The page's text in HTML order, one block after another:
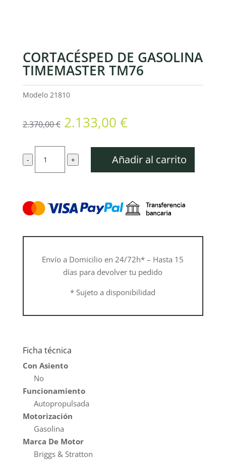
CORTACÉSPED DE GASOLINA
TIMEMASTER TM76
Modelo 21810
2.370,00€ El
precio
original
era:
2.370,00 €.
2.133,00 €El
actual
es:
2.133,00 €.
-
Cortacésped
TM76
cantidad
+ Añadir al carrito
Envío a Domicilio en 24/72h* – Hasta 15
días para devolver tu pedido
* Sujeto a disponibilidad
Ficha técnica
Con Asiento
No
Funcionamiento
Autopropulsada
Motorización
Gasolina
Marca De Motor
Briggs & Stratton